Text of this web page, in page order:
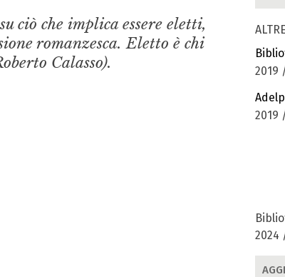
ciò che implica essere eletti,
romanzesca. Eletto è chi
Calasso).
2019
2019
2024